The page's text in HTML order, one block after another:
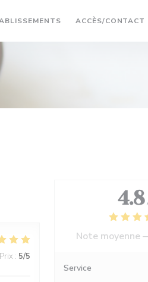
ACCÈS/CONTACT
: 5/5
4.8
Note moyenne
Service